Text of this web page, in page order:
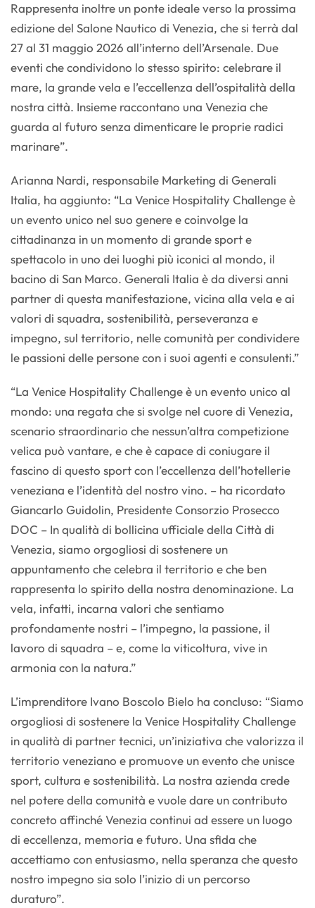
Rappresenta inoltre un ponte ideale verso la prossima
edizione del Salone Nautico di Venezia, che si terrà dal
27 al 31 maggio 2026 all’interno dell’Arsenale. Due
eventi che condividono lo stesso spirito: celebrare il
mare, la grande vela e l’eccellenza dell’ospitalità della
nostra città. Insieme raccontano una Venezia che
guarda al futuro senza dimenticare le proprie radici
marinare”.
Arianna Nardi, responsabile Marketing di Generali
Italia, ha aggiunto: “La Venice Hospitality Challenge è
un evento unico nel suo genere e coinvolge la
cittadinanza in un momento di grande sport e
spettacolo in uno dei luoghi più iconici al mondo, il
bacino di San Marco. Generali Italia è da diversi anni
partner di questa manifestazione, vicina alla vela e ai
valori di squadra, sostenibilità, perseveranza e
impegno, sul territorio, nelle comunità per condividere
le passioni delle persone con i suoi agenti e consulenti.”
“La Venice Hospitality Challenge è un evento unico al
mondo: una regata che si svolge nel cuore di Venezia,
scenario straordinario che nessun’altra competizione
velica può vantare, e che è capace di coniugare il
fascino di questo sport con l’eccellenza dell’hotellerie
veneziana e l’identità del nostro vino. – ha ricordato
Giancarlo Guidolin, Presidente Consorzio Prosecco
DOC – In qualità di bollicina ufficiale della Città di
Venezia, siamo orgogliosi di sostenere un
appuntamento che celebra il territorio e che ben
rappresenta lo spirito della nostra denominazione. La
vela, infatti, incarna valori che sentiamo
profondamente nostri – l’impegno, la passione, il
lavoro di squadra – e, come la viticoltura, vive in
armonia con la natura.”
L’imprenditore Ivano Boscolo Bielo ha concluso: “Siamo
orgogliosi di sostenere la Venice Hospitality Challenge
in qualità di partner tecnici, un’iniziativa che valorizza il
territorio veneziano e promuove un evento che unisce
sport, cultura e sostenibilità. La nostra azienda crede
nel potere della comunità e vuole dare un contributo
concreto affinché Venezia continui ad essere un luogo
di eccellenza, memoria e futuro. Una sfida che
accettiamo con entusiasmo, nella speranza che questo
nostro impegno sia solo l’inizio di un percorso
duraturo”.